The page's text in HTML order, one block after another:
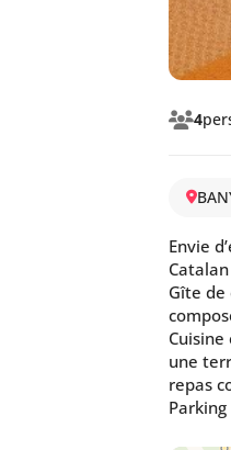
4
Envie
Catalan
Gîte de
une
repas